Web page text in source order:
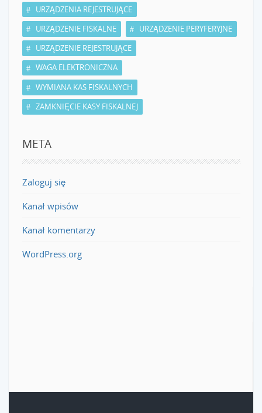
URZĄDZENIA REJESTRUJĄCE
URZĄDZENIE FISKALNE
URZĄDZENIE PERYFERYJNE
URZĄDZENIE REJESTRUJĄCE
WAGA ELEKTRONICZNA
WYMIANA KAS FISKALNYCH
ZAMKNIĘCIE KASY FISKALNEJ
META
Zaloguj się
Kanał wpisów
Kanał komentarzy
WordPress.org